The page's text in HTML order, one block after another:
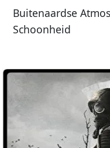
Buitenaardse
Schoonheid